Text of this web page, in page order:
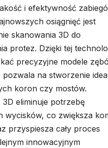
i efektywność
osiągnięć jest
skanowania 3D do
protez. Dzięki tej
precyzyjne modele
pozwala na stworzenie
koron czy mostów.
3D eliminuje potrzebę
wycisków, co zwiększa
przyspiesza cały proces
innowacyjnym